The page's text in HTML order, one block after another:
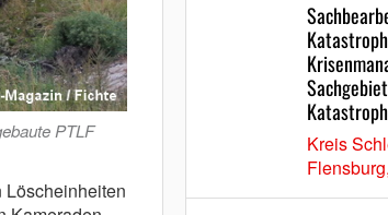
PTLF
Löscheinheiten
Kreis